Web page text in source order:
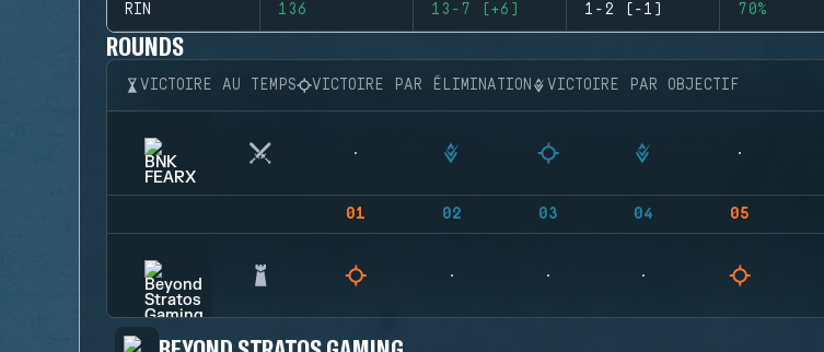
RIN 136 13-7 (+6) 1-2 (-1) 70%
ROUNDS
VICTOIRE AU TEMPS VICTOIRE PAR ÉLIMINATION VICTOIRE PAR OBJECTIF
01 02 03 04 05